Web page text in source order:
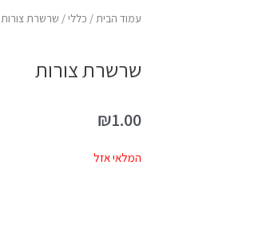
עמוד הבית/ כללי/ שרשרת צורות
שרשרת צורות
₪1.00
המלאי אזל